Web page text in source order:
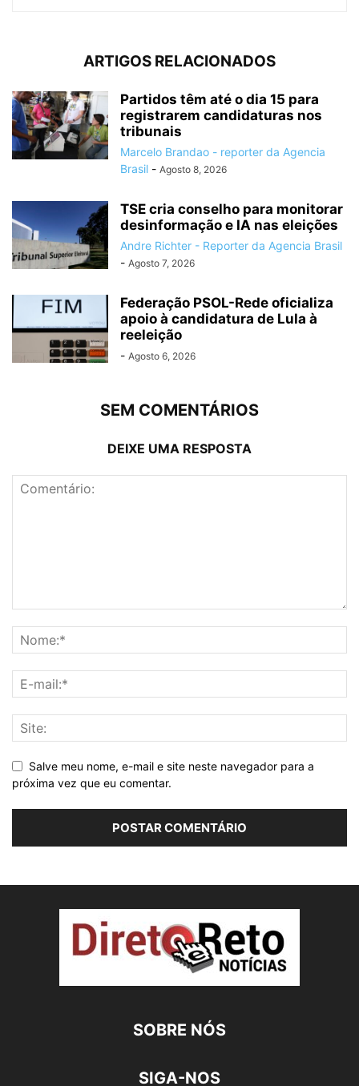
ARTIGOS RELACIONADOS
Partidos têm até o dia 15 para
registrarem candidaturas nos
tribunais
Marcelo Brandao - reporter da Agencia
Brasil - Agosto 8, 2026
TSE cria conselho para monitorar
desinformação e IA nas eleições
Andre Richter - Reporter da Agencia Brasil
- Agosto 7, 2026
Federação PSOL-Rede oficializa
apoio à candidatura de Lula à
reeleição
- Agosto 6, 2026
SEM COMENTÁRIOS
DEIXE UMA RESPOSTA
Salve meu nome, e-mail e site neste navegador para a
próxima vez que eu comentar.
SOBRE NÓS
SIGA-NOS